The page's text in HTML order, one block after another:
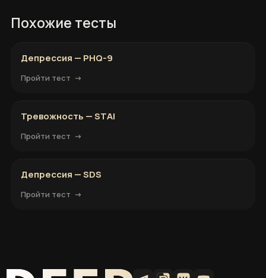
Похожие тесты
Депрессия — PHQ-9
Пройти тест
Тревожность — STAI
Пройти тест
Депрессия — SDS
Пройти тест